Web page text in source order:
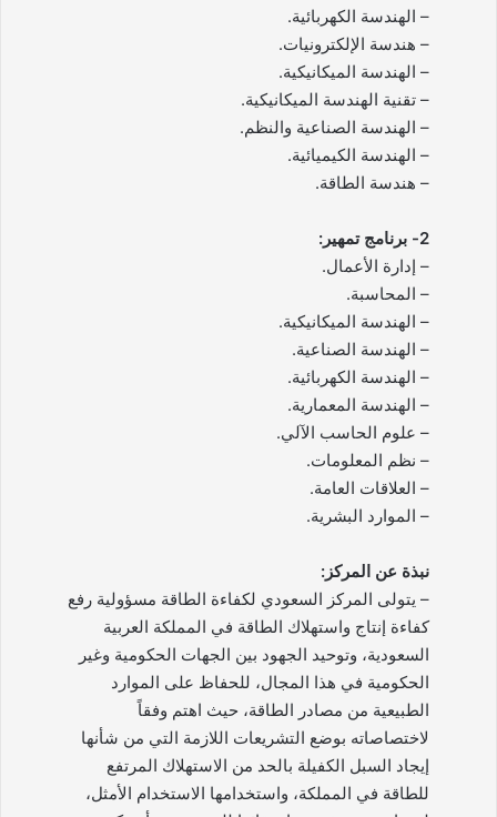
– الهندسة الكهربائية.
– هندسة الإلكترونيات.
– الهندسة الميكانيكية.
– تقنية الهندسة الميكانيكية.
– الهندسة الصناعية والنظم.
– الهندسة الكيميائية.
– هندسة الطاقة.
2- برنامج تمهير:
– إدارة الأعمال.
– المحاسبة.
– الهندسة الميكانيكية.
– الهندسة الصناعية.
– الهندسة الكهربائية.
– الهندسة المعمارية.
– علوم الحاسب الآلي.
– نظم المعلومات.
– العلاقات العامة.
– الموارد البشرية.
نبذة عن المركز:
– يتولى المركز السعودي لكفاءة الطاقة مسؤولية رفع
كفاءة إنتاج واستهلاك الطاقة في المملكة العربية
السعودية، وتوحيد الجهود بين الجهات الحكومية وغير
الحكومية في هذا المجال، للحفاظ على الموارد
الطبيعية من مصادر الطاقة، حيث اهتم وفقاً
لاختصاصاته بوضع التشريعات اللازمة التي من شأنها
إيجاد السبل الكفيلة بالحد من الاستهلاك المرتفع
للطاقة في المملكة، واستخدامها الاستخدام الأمثل،